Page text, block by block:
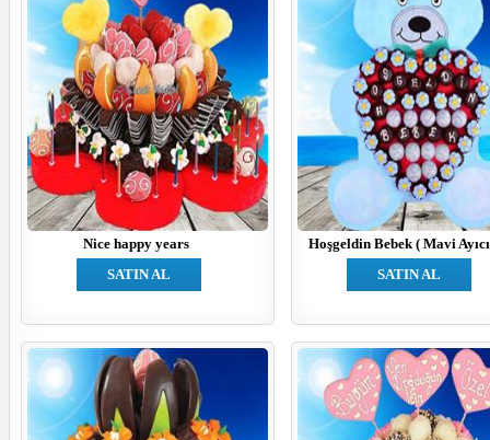
Nice happy years
SATIN AL
Hoşgeldin Bebek ( Mavi
SATIN AL